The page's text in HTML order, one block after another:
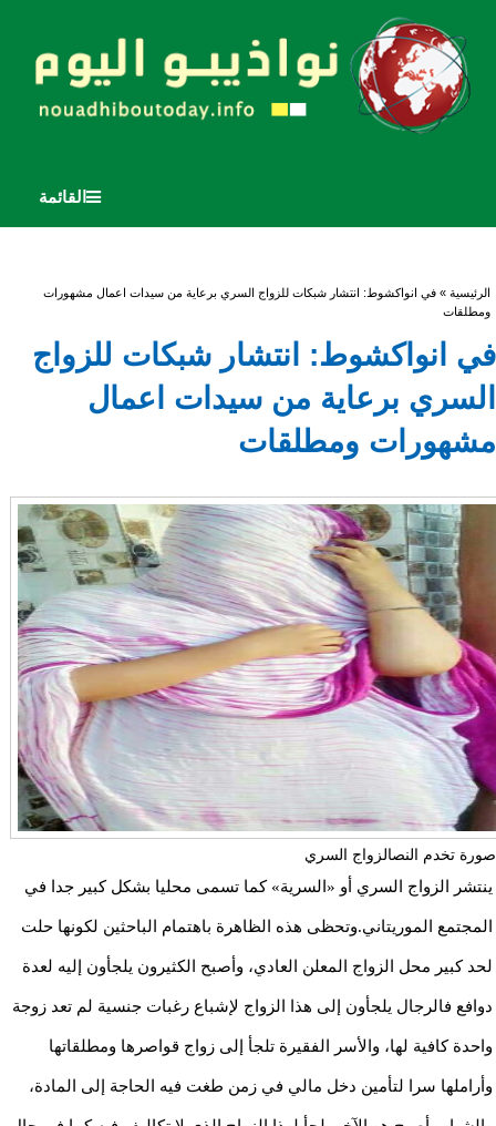
القائمة
أنت هنا
الرئيسية » في انواكشوط: انتشار شبكات للزواج السري برعاية من سيدات اعمال مشهورات
ومطلقات
في انواكشوط: انتشار شبكات للزواج
السري برعاية من سيدات اعمال
مشهورات ومطلقات
صورة تخدم النصالزواج السري
ينتشر الزواج السري أو «السرية» كما تسمى محليا بشكل كبير جدا في
المجتمع الموريتاني.وتحظى هذه الظاهرة باهتمام الباحثين لكونها حلت
لحد كبير محل الزواج المعلن العادي، وأصبح الكثيرون يلجأون إليه لعدة
دوافع فالرجال يلجأون إلى هذا الزواج لإشباع رغبات جنسية لم تعد زوجة
واحدة كافية لها، والأسر الفقيرة تلجأ إلى زواج قواصرها ومطلقاتها
وأراملها سرا لتأمين دخل مالي في زمن طغت فيه الحاجة إلى المادة،